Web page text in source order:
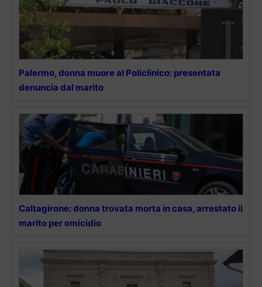
Palermo, donna muore al Policlinico: presentata
denuncia dal marito
Caltagirone: donna trovata morta in casa, arrestato il
marito per omicidio